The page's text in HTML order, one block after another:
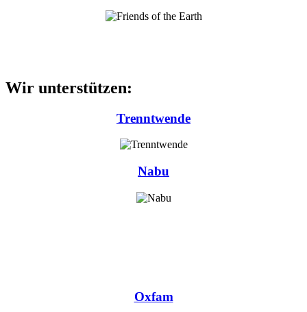
Wir unterstützen:
Trenntwende
Nabu
Oxfam